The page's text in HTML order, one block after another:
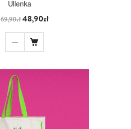
Ullenka
69,90zł48,90zł
...